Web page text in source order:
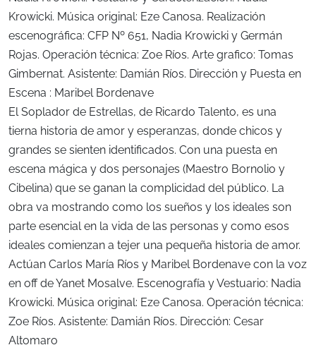
Krowicki. Música original: Eze Canosa. Realización
escenográfica: CFP Nº 651, Nadia Krowicki y Germán
Rojas. Operación técnica: Zoe Ríos. Arte grafico: Tomas
Gimbernat. Asistente: Damián Ríos. Dirección y Puesta en
Escena : Maribel Bordenave
El Soplador de Estrellas, de Ricardo Talento, es una
tierna historia de amor y esperanzas, donde chicos y
grandes se sienten identificados. Con una puesta en
escena mágica y dos personajes (Maestro Bornolio y
Cibelina) que se ganan la complicidad del público. La
obra va mostrando como los sueños y los ideales son
parte esencial en la vida de las personas y como esos
ideales comienzan a tejer una pequeña historia de amor.
Actúan Carlos María Ríos y Maribel Bordenave con la voz
en off de Yanet Mosalve. Escenografía y Vestuario: Nadia
Krowicki. Música original: Eze Canosa. Operación técnica:
Zoe Ríos. Asistente: Damián Ríos. Dirección: Cesar
Altomaro